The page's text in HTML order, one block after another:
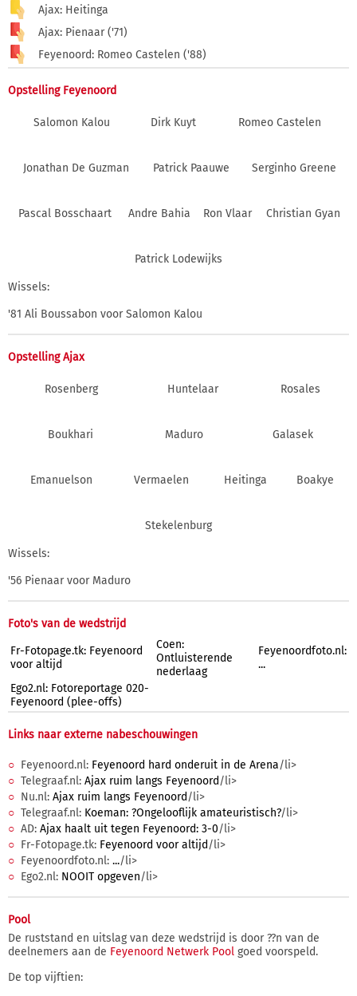
Ajax: Heitinga
Ajax: Pienaar ('71)
Feyenoord: Romeo Castelen ('88)
Opstelling Feyenoord
Salomon Kalou Dirk Kuyt Romeo Castelen
Jonathan De Guzman Patrick Paauwe Serginho Greene
Pascal Bosschaart Andre Bahia Ron Vlaar Christian Gyan
Patrick Lodewijks
Wissels:
'81 Ali Boussabon voor Salomon Kalou
Opstelling Ajax
Rosenberg Huntelaar Rosales
Boukhari Maduro Galasek
Emanuelson Vermaelen Heitinga Boakye
Stekelenburg
Wissels:
'56 Pienaar voor Maduro
Foto's van de wedstrijd
Fr-Fotopage.tk: Feyenoord
voor altijd
Coen:
Ontluisterende
nederlaag
Feyenoordfoto.nl:
...
Ego2.nl: Fotoreportage 020-
Feyenoord (plee-offs)
Links naar externe nabeschouwingen
Feyenoord.nl: Feyenoord hard onderuit in de Arena/li>
Telegraaf.nl: Ajax ruim langs Feyenoord /li>
Nu.nl: Ajax ruim langs Feyenoord /li>
Telegraaf.nl: Koeman: ?Ongelooflijk amateuristisch?/li>
AD: Ajax haalt uit tegen Feyenoord: 3-0/li>
Fr-Fotopage.tk: Feyenoord voor altijd /li>
Feyenoordfoto.nl: .../li>
Ego2.nl: NOOIT opgeven/li>
Pool
De ruststand en uitslag van deze wedstrijd is door ??n van de
deelnemers aan de Feyenoord Netwerk Pool goed voorspeld.
De top vijftien: